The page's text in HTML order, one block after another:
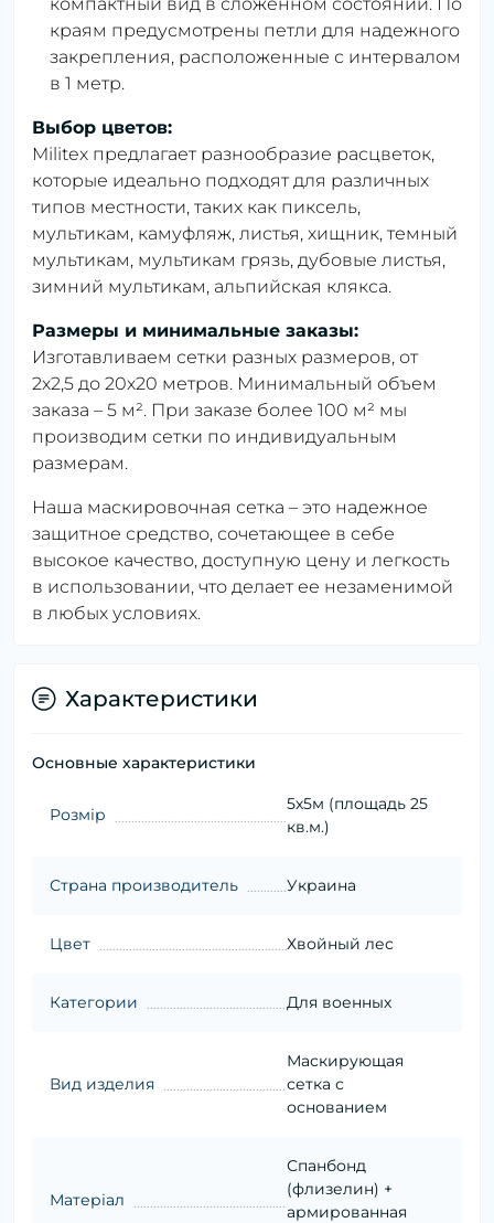
краям предусмотрены петли для надежного
закрепления, расположенные с интервалом
в 1 метр.
Выбор цветов:
Militex предлагает разнообразие расцветок,
которые идеально подходят для различных
типов местности, таких как пиксель,
мультикам, камуфляж, листья, хищник, темный
мультикам, мультикам грязь, дубовые листья,
зимний мультикам, альпийская клякса.
Размеры и минимальные заказы:
Изготавливаем сетки разных размеров, от
2х2,5 до 20х20 метров. Минимальный объем
заказа – 5 м². При заказе более 100 м² мы
производим сетки по индивидуальным
размерам.
Наша маскировочная сетка – это надежное
защитное средство, сочетающее в себе
высокое качество, доступную цену и легкость
в использовании, что делает ее незаменимой
в любых условиях.
Характеристики
Основные характеристики
Розмір
5х5м (площадь 25
кв.м.)
Страна производитель Украина
Цвет Хвойный лес
Категории Для военных
Вид изделия
Маскирующая
сетка с
основанием
Матеріал
Спанбонд
(флизелин) +
армированная